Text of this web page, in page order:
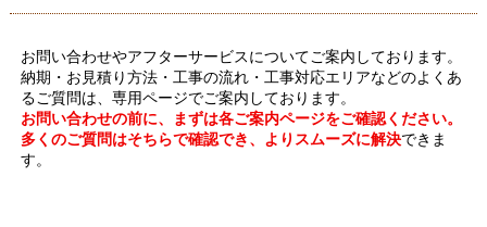
お問い合わせやアフターサービスについてご案内しております。
納期・お見積り方法・工事の流れ・工事対応エリアなどのよくあ
るご質問は、専用ページでご案内しております。
お問い合わせの前に、まずは各ご案内ページをご確認ください。
多くのご質問はそちらで確認でき、よりスムーズに解決できま
す。